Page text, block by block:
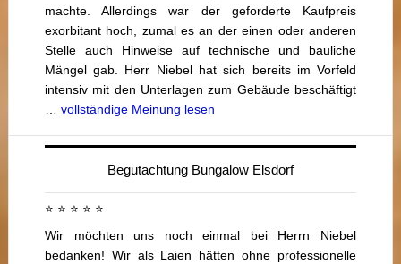
machte. Allerdings war der geforderte Kaufpreis
exorbitant hoch, zumal es an der einen oder anderen
Stelle auch Hinweise auf technische und bauliche
Mängel gab. Herr Niebel hat sich bereits im Vorfeld
intensiv mit den Unterlagen zum Gebäude beschäftigt
… vollständige Meinung lesen
Begutachtung Bungalow Elsdorf
⭐ ⭐ ⭐ ⭐ ⭐
Wir möchten uns noch einmal bei Herrn Niebel
bedanken! Wir als Laien hätten ohne professionelle